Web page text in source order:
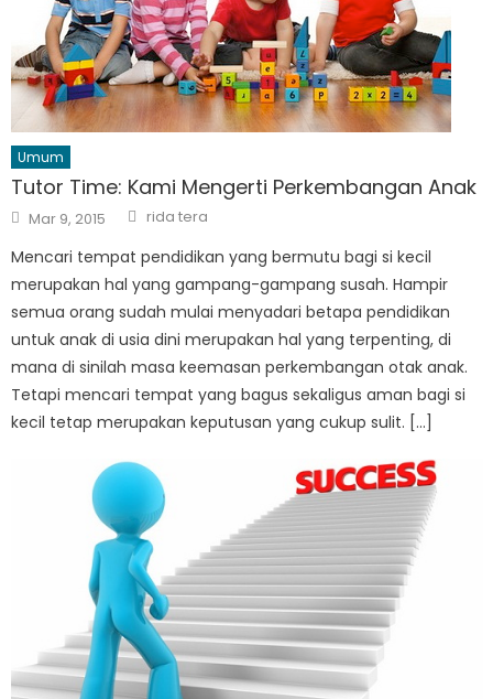
Umum
Tutor Time: Kami Mengerti Perkembangan Anak
Posted
on
Mar 9, 2015 Author
rida tera
Mencari tempat pendidikan yang bermutu bagi si kecil
merupakan hal yang gampang-gampang susah. Hampir
semua orang sudah mulai menyadari betapa pendidikan
untuk anak di usia dini merupakan hal yang terpenting, di
mana di sinilah masa keemasan perkembangan otak anak.
Tetapi mencari tempat yang bagus sekaligus aman bagi si
kecil tetap merupakan keputusan yang cukup sulit. […]